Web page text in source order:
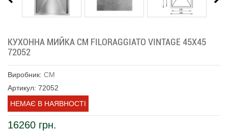
КУХОННА МИЙКА CM FILORAGGIATO VINTAGE 45Х45
72052
Виробник: CM
Артикул: 72052
НЕМАЄ В НАЯВНОСТІ
16260 грн.